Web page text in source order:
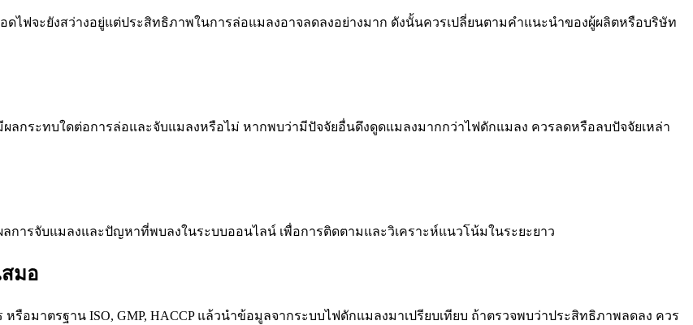
ไฟจะยังสว่างอยู่แต่ประสิทธิภาพในการล่อแมลงอาจลดลงอย่างมาก ดังนั้นควรเปลี่ยนตามคำแนะนำของผู้ผลิตหรือบริษัท
กระทบใดต่อการล่อและจับแมลงหรือไม่ หากพบว่ามีปัจจัยอื่นดึงดูดแมลงมากกว่าไฟดักแมลง ควรลดหรือลบปัจจัยเหล่า
ลการจับแมลงและปัญหาที่พบลงในระบบออนไลน์ เพื่อการติดตามและวิเคราะห์แนวโน้มในระยะยาว
สมอ
อมาตรฐาน ISO, GMP, HACCP แล้วนำข้อมูลจากระบบไฟดักแมลงมาเปรียบเทียบ ถ้าตรวจพบว่าประสิทธิภาพลดลง ควร